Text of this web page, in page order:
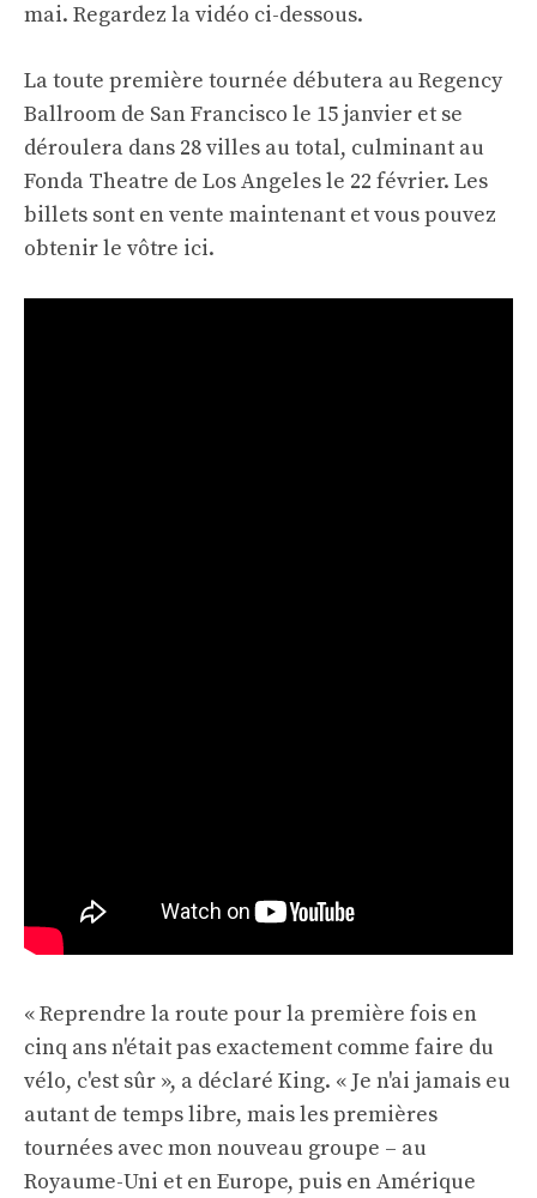
mai. Regardez la vidéo ci-dessous.
La toute première tournée débutera au Regency
Ballroom de San Francisco le 15 janvier et se
déroulera dans 28 villes au total, culminant au
Fonda Theatre de Los Angeles le 22 février. Les
billets sont en vente maintenant et vous pouvez
obtenir le vôtre ici.
« Reprendre la route pour la première fois en
cinq ans n'était pas exactement comme faire du
vélo, c'est sûr », a déclaré King. « Je n'ai jamais eu
autant de temps libre, mais les premières
tournées avec mon nouveau groupe – au
Royaume-Uni et en Europe, puis en Amérique